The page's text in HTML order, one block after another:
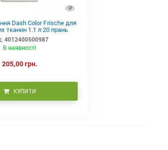
Dash Color Frische для
тканин 1.1 л 20 прань
4012400500987
В наявності
205,00 грн.
КУПИТИ